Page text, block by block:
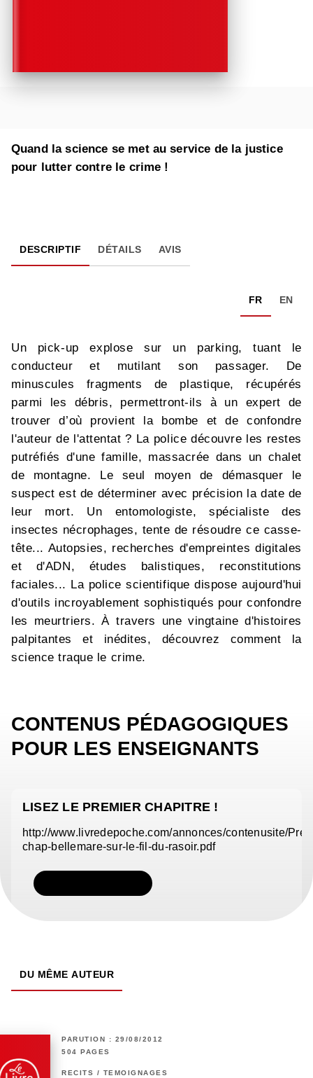
Quand la science se met au service de la justice
pour lutter contre le crime !
DESCRIPTIF DÉTAILS AVIS
FR EN
Un pick-up explose sur un parking, tuant le
conducteur et mutilant son passager. De
minuscules fragments de plastique, récupérés
parmi les débris, permettront-ils à un expert de
trouver d’où provient la bombe et de confondre
l'auteur de l'attentat ? La police découvre les restes
putréfiés d'une famille, massacrée dans un chalet
de montagne. Le seul moyen de démasquer le
suspect est de déterminer avec précision la date de
leur mort. Un entomologiste, spécialiste des
insectes nécrophages, tente de résoudre ce casse-
tête... Autopsies, recherches d'empreintes digitales
et d'ADN, études balistiques, reconstitutions
faciales... La police scientifique dispose aujourd'hui
d'outils incroyablement sophistiqués pour confondre
les meurtriers. À travers une vingtaine d'histoires
palpitantes et inédites, découvrez comment la
science traque le crime.
CONTENUS PÉDAGOGIQUES
POUR LES ENSEIGNANTS
LISEZ LE PREMIER CHAPITRE !
http://www.livredepoche.com/annonces/contenusite/
chap-bellemare-sur-le-fil-du-rasoir.pdf
DU MÊME AUTEUR
PARUTION : 29/08/2012
504 PAGES
RÉCITS / TÉMOIGNAGES